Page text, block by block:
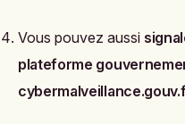
Vous pouvez aussi
plateforme